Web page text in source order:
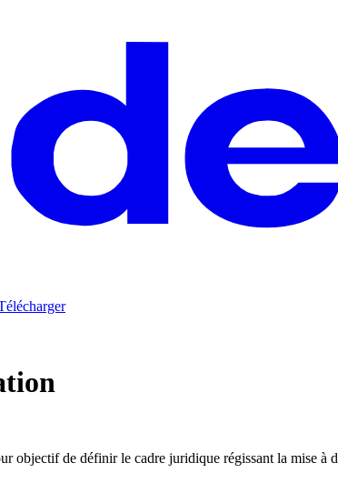
objectif de définir le cadre juridique régissant la mise